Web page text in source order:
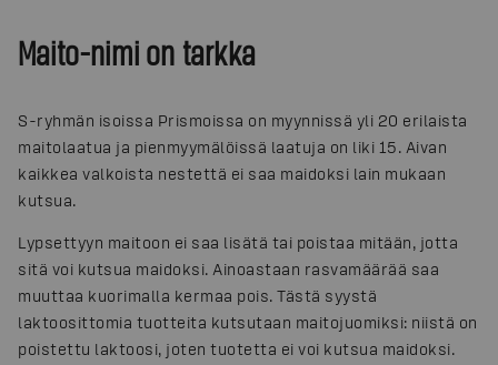
Maito-nimi on tarkka
S-ryhmän isoissa Prismoissa on myynnissä yli 20 erilaista
maitolaatua ja pienmyymälöissä laatuja on liki 15. Aivan
kaikkea valkoista nestettä ei saa maidoksi lain mukaan
kutsua.
Lypsettyyn maitoon ei saa lisätä tai poistaa mitään, jotta
sitä voi kutsua maidoksi. Ainoastaan rasvamäärää saa
muuttaa kuorimalla kermaa pois. Tästä syystä
laktoosittomia tuotteita kutsutaan maitojuomiksi: niistä on
poistettu laktoosi, joten tuotetta ei voi kutsua maidoksi.